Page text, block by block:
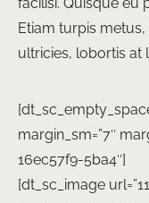
Etiam turpis
ultricies, lobortis at
margin_sm=”7″
16ec57f9-5ba4″]
[dt_sc_image